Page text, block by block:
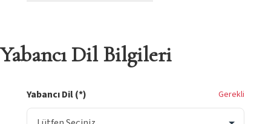
Yabancı Dil Bilgileri
Yabancı Dil (*) Gerekli